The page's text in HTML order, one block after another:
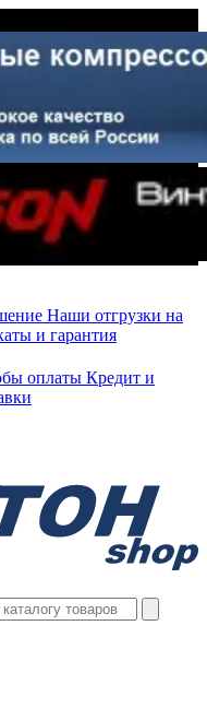
Наши отгрузки на
и гарантия
оплаты Кредит и